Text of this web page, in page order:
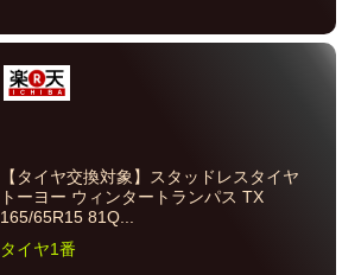
【タイヤ交換対象】スタッドレスタイヤ
トーヨー ウィンタートランパス TX
165/65R15 81Q...
タイヤ1番